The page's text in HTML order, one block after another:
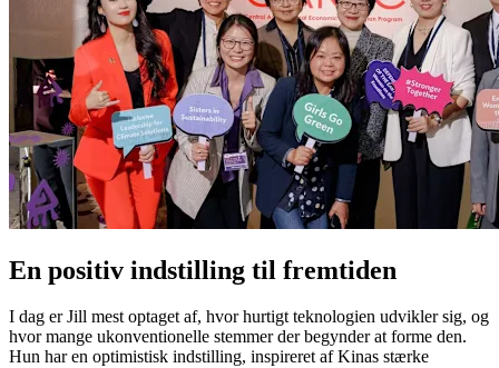
En positiv indstilling til fremtiden
I dag er Jill mest optaget af, hvor hurtigt teknologien udvikler sig, og
hvor mange ukonventionelle stemmer der begynder at forme den.
Hun har en optimistisk indstilling, inspireret af Kinas stærke